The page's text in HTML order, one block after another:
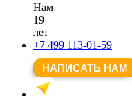
Нам
19
лет
+7 499 113-01-59
НАПИСАТЬ НАМ